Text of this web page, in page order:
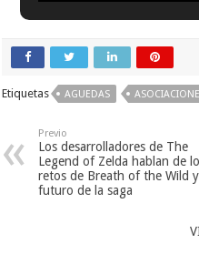
Etiquetas AGUEDAS
Previo
Los desarrolladores de The
Legend of Zelda hablan de
retos de Breath of the Wild y
futuro de la saga